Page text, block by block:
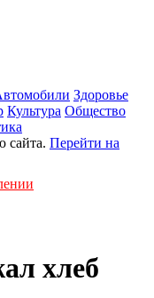
Здоровье
Культура Общество
сайта. Перейти на
хлеб